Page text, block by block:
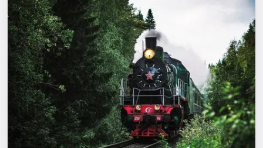
Экскурсии
Спорт
События
Города
Площадки